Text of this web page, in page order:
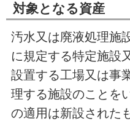
対象となる資産
汚水又は廃液処理施
に規定する特定施設
設置する工場又は事
理する施設のことを
の適用は新設された